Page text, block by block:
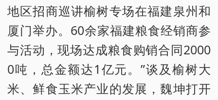
地区招商巡讲榆树专场在福建泉州和
厦门举办。60余家福建粮食经销商参
与活动，现场达成粮食购销合同2000
0吨，总金额达1亿元。”谈及榆树大
米、鲜食玉米产业的发展，魏坤打开